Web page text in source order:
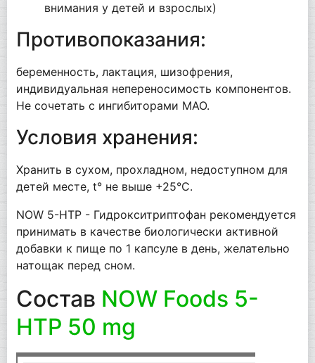
внимания у детей и взрослых)
Противопоказания:
беременность, лактация, шизофрения,
индивидуальная непереносимость компонентов.
Не сочетать с ингибиторами МАО.
Условия хранения:
Хранить в сухом, прохладном, недоступном для
детей месте, t° не выше +25°С.
NOW 5-HTP - Гидрокситриптофан рекомендуется
принимать в качестве биологически активной
добавки к пище по 1 капсуле в день, желательно
натощак перед сном.
Состав NOW Foods 5-
HTP 50 mg